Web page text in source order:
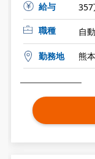
給与
職種
自
勤務地 熊